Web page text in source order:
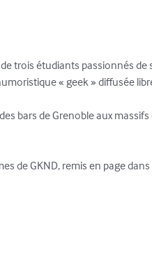
trois étudiants passionnés
« geek » diffusée
bars de Grenoble aux
de GKND, remis en page